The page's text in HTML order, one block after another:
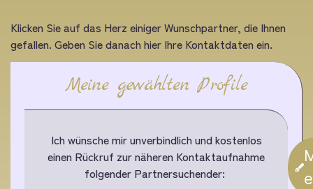
Klicken Sie auf das Herz einiger Wunschpartner, die Ihnen
gefallen. Geben Sie danach hier Ihre Kontaktdaten ein.
Meine gewählten Profile
Ich wünsche mir unverbindlich und kostenlos
einen Rückruf zur näheren Kontaktaufnahme
folgender Partnersuchender: